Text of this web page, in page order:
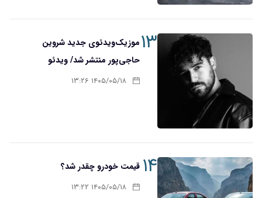
۱۳موزیک‌ویدئوی جدید شروین
حاجی‌پور منتشر شد/ ویدئو
۱۴۰۵/۰۵/۱۸ ۱۳:۲۶
۱۴ قیمت خودرو چقدر شد؟
۱۴۰۵/۰۵/۱۸ ۱۳:۲۲